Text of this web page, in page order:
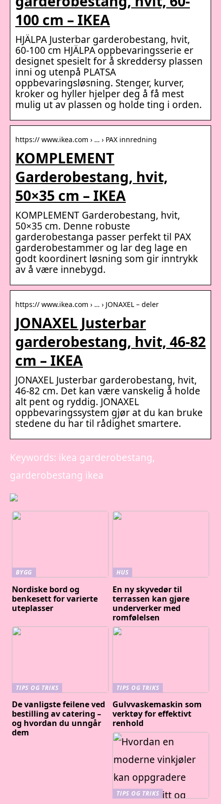
100 cm – IKEA
HJÄLPA Justerbar garderobestang, hvit,
60-100 cm HJÄLPA oppbevaringsserie er
designet spesielt for å skreddersy plassen
inni og utenpå PLATSA
oppbevaringsløsning. Stenger, kurver,
kroker og hyller hjelper deg å få mest
mulig ut av plassen og holde ting i orden.
https:// www.ikea.com › … › PAX innredning
KOMPLEMENT
Garderobestang, hvit,
50×35 cm – IKEA
KOMPLEMENT Garderobestang, hvit,
50×35 cm. Denne robuste
garderobestanga passer perfekt til PAX
garderobestammer og lar deg lage en
godt koordinert løsning som gir inntrykk
av å være innebygd.
https:// www.ikea.com › … › JONAXEL – deler
JONAXEL Justerbar
garderobestang, hvit, 46-82
cm – IKEA
JONAXEL Justerbar garderobestang, hvit,
46-82 cm. Det kan være vanskelig å holde
alt pent og ryddig. JONAXEL
oppbevaringssystem gjør at du kan bruke
stedene du har til rådighet smartere.
Keywords: ikea garderobestang,
garderobestang ikea
BYGG
Nordiske bord og
benkesett for varierte
uteplasser
HUS
En ny skyvedør til
terrassen kan gjøre
underverker med
romfølelsen
TIPS OG TRIKS
De vanligste feilene ved
bestilling av catering –
og hvordan du unngår
dem
TIPS OG TRIKS
Gulvvaskemaskin som
verktøy for effektivt
renhold
TIPS OG TRIKS